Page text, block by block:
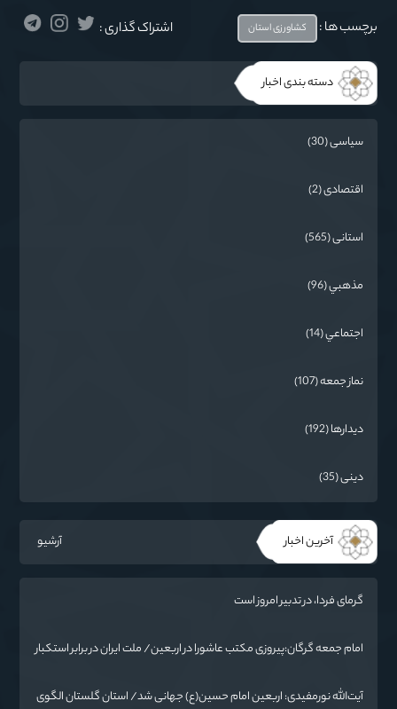
برچسب ها : کشاورزی استان اشتراک گذاری :
دسته بندی اخبار
سیاسی (30)
اقتصادی (2)
استانی (565)
مذهبي (96)
اجتماعي (14)
نماز جمعه (107)
دیدارها (192)
دینی (35)
آخرین اخبار آرشیو
گرمای فردا، در تدبیر امروز است
امام جمعه گرگان:پیروزی مکتب عاشورا در اربعین/ ملت ایران در برابر استکبار
آیت‌الله نورمفیدی: اربعین امام حسین(ع) جهانی شد/ استان گلستان الگوی